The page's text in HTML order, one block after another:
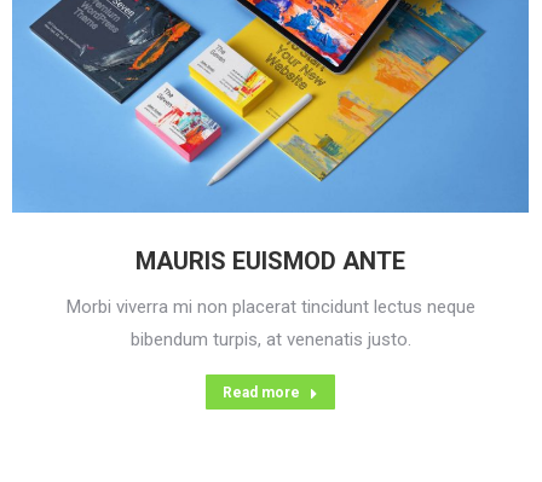
MAURIS EUISMOD ANTE
Morbi viverra mi non placerat tincidunt lectus neque
bibendum turpis, at venenatis justo.
Read more